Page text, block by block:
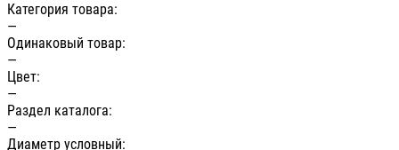
Категория товара:
—
Одинаковый товар:
—
Цвет:
—
Раздел каталога:
—
Диаметр условный: